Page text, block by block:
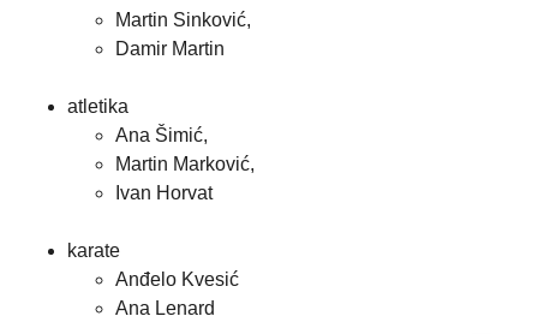
Martin Sinković,
Damir Martin
atletika
Ana Šimić,
Martin Marković,
Ivan Horvat
karate
Anđelo Kvesić
Ana Lenard